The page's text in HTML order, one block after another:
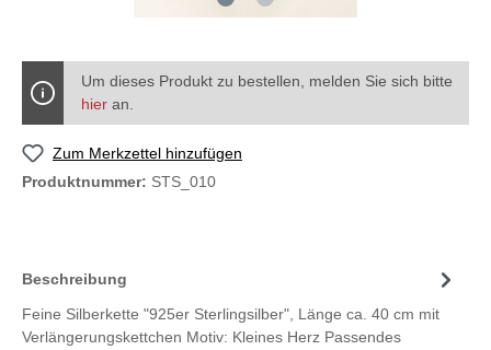
Um dieses Produkt zu bestellen, melden Sie sich bitte
hier an.
Zum Merkzettel hinzufügen
Produktnummer: STS_010
Beschreibung
Feine Silberkette "925er Sterlingsilber", Länge ca. 40 cm mit
Verlängerungskettchen Motiv: Kleines Herz Passendes